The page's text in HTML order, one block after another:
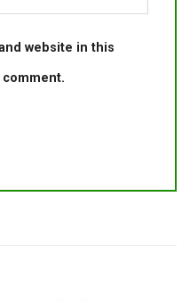
website in this